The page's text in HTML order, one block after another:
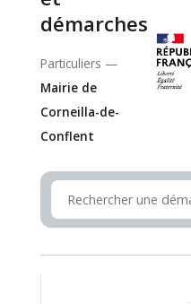
démarches
Particuliers —
Mairie de
Corneilla-de-
Conflent